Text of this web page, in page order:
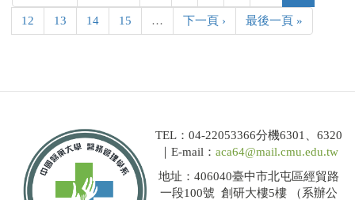
12 13 14 15 … 下一頁 › 最後一頁 »
TEL：04-22053366分機6301、6320
｜E-mail： aca64@mail.cmu.edu.tw
地址：406040臺中市北屯區經貿路
一段100號 創研大樓5樓 （系辦公